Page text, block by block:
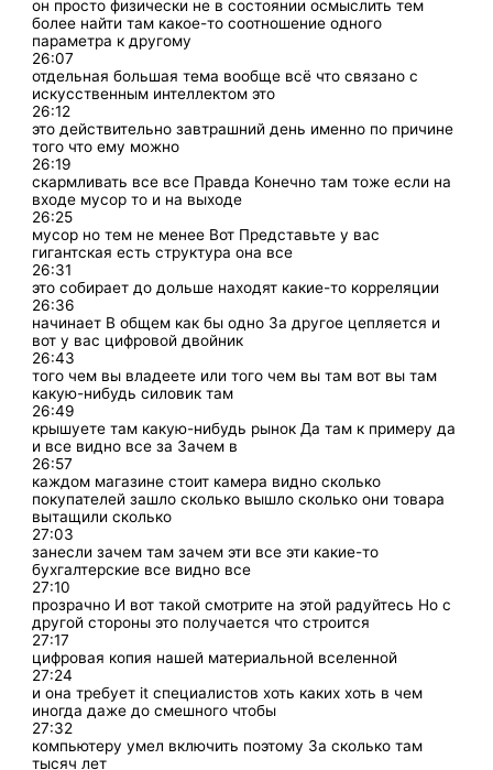
он просто физически не в состоянии осмыслить тем
более найти там какое-то соотношение одного
параметра к другому
26:07
отдельная большая тема вообще всё что связано с
искусственным интеллектом это
26:12
это действительно завтрашний день именно по причине
того что ему можно
26:19
скармливать все все Правда Конечно там тоже если на
входе мусор то и на выходе
26:25
мусор но тем не менее Вот Представьте у вас
гигантская есть структура она все
26:31
это собирает до дольше находят какие-то корреляции
26:36
начинает В общем как бы одно За другое цепляется и
вот у вас цифровой двойник
26:43
того чем вы владеете или того чем вы там вот вы там
какую-нибудь силовик там
26:49
крышуете там какую-нибудь рынок Да там к примеру да
и все видно все за Зачем в
26:57
каждом магазине стоит камера видно сколько
покупателей зашло сколько вышло сколько они товара
вытащили сколько
27:03
занесли зачем там зачем эти все эти какие-то
бухгалтерские все видно все
27:10
прозрачно И вот такой смотрите на этой радуйтесь Но с
другой стороны это получается что строится
27:17
цифровая копия нашей материальной вселенной
27:24
и она требует it специалистов хоть каких хоть в чем
иногда даже до смешного чтобы
27:32
компьютеру умел включить поэтому За сколько там
тысяч лет